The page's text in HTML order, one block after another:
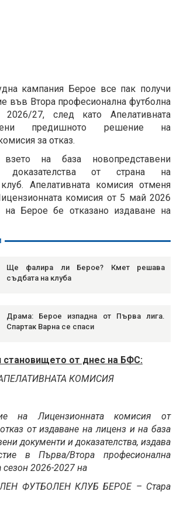
кампания Берое все пак получи
във Втора професионална футболна
27, след като Апелативната
предишното решение на
за отказ.
на база новопредставени
от страна на
клуб. Апелативната комисия отменя
комисия от 5 май 2026
на Берое бе отказано издаване на
Ще фалира ли Берое? Кмет решава
съдбата на клуба
Драма: Берое изпадна от Първа лига.
Спартак Варна се спаси
становището от днес на БФС:
КОМИСИЯ
на Лицензионната комисия от
от издаване на лиценз и на база
документи и доказателства, издава
в Първа/Втора професионална
сезон 2026-2027 на
ФУТБОЛЕН КЛУБ БЕРОЕ – Стара